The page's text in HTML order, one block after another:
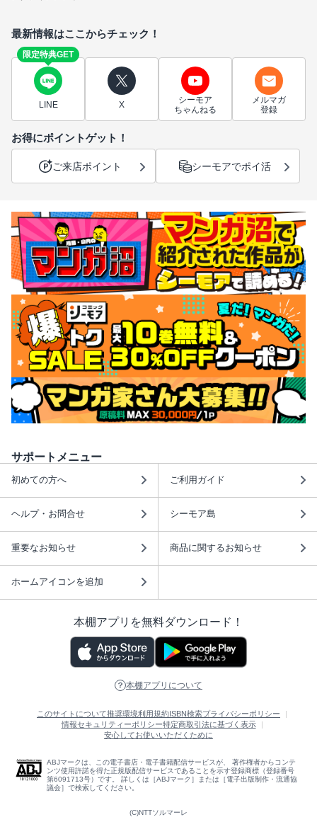
最新情報はここからチェック！
限定特典GET
LINE X
シーモア
ちゃんねる
メルマガ
登録
お得にポイントゲット！
ご来店ポイント シーモアでポイ活
サポートメニュー
初めての方へ ご利用ガイド
ヘルプ・お問合せ シーモア島
重要なお知らせ 商品に関するお知らせ
ホームアイコンを追加
本棚アプリを無料ダウンロード！
本棚アプリについて
このサイトについて推奨環境利用規約 ISBN検索プライバシーポリシー
情報セキュリティーポリシー特定商取引法に基づく表示
安心してお使いいただくために
ABJマークは、この電子書店・電子書籍配信サービスが、 著作権者からコンテ
ンツ使用許諾を得た正規版配信サービスであることを示す登録商標（登録番号
第6091713号）です。 詳しくは［ABJマーク］または［電子出版制作・流通協
議会］で検索してください。
(C)NTTソルマーレ